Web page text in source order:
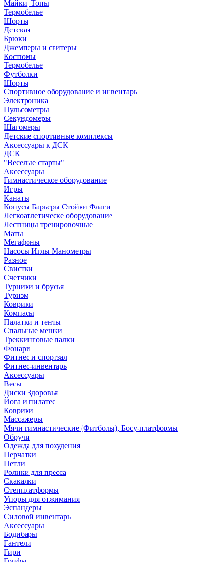
Майки, Топы
Термобелье
Шорты
Детская
Брюки
Джемперы и свитеры
Костюмы
Термобелье
Футболки
Шорты
Спортивное оборудование и инвентарь
Электроника
Пульсометры
Секундомеры
Шагомеры
Детские спортивные комплексы
Аксессуары к ДСК
ДСК
"Веселые старты"
Аксессуары
Гимнастическое оборудование
Игры
Канаты
Конусы Барьеры Стойки Флаги
Легкоатлетическе оборудование
Лестницы тренировочные
Маты
Мегафоны
Насосы Иглы Манометры
Разное
Свистки
Счетчики
Турники и брусья
Туризм
Коврики
Компасы
Палатки и тенты
Спальные мешки
Треккинговые палки
Фонари
Фитнес и спортзал
Фитнес-инвентарь
Аксессуары
Весы
Диски Здоровья
Йога и пилатес
Коврики
Массажеры
Мячи гимнастические (Фитболы), Босу-платформы
Обручи
Одежда для похудения
Перчатки
Петли
Ролики для пресса
Скакалки
Степплатформы
Упоры для отжимания
Эспандеры
Силовой инвентарь
Аксессуары
Бодибары
Гантели
Гири